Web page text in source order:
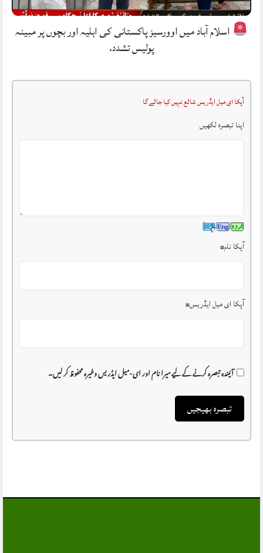
اسلام آباد میں اوورسیز پاکستانی کی اہلیہ اور بچوں پر مبینہ
پولیس تشدد.
آپکا ای میل ایڈریس شائع نہیں کیا جائے گا
اپنا تبصرہ لکھیں
آپکا نام*
آپکا ای میل ایڈریس*
آئیندہ تبصرہ کرنے کے لیے میرا نام اور ای-میل ایڈریس وغیرہ محفوظ کر لیں۔